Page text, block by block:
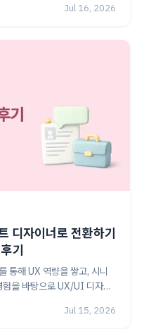
Jul 16, 2026
디자이너로 전환하기
기
통해 UX 역량을 쌓고, 시니
험을 바탕으로 UX/UI 디자이
Jul 15, 2026